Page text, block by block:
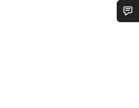
jetzt im Chat zur Verfügung.